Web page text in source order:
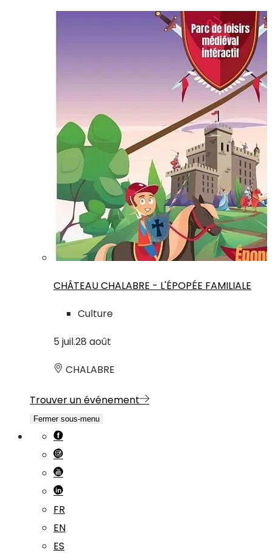
CHÂTEAU CHALABRE - L'ÉPOPÉE FAMILIALE
Culture
5 juil.28 août
CHALABRE
Trouver un événement
Fermer sous-menu
FR
EN
ES